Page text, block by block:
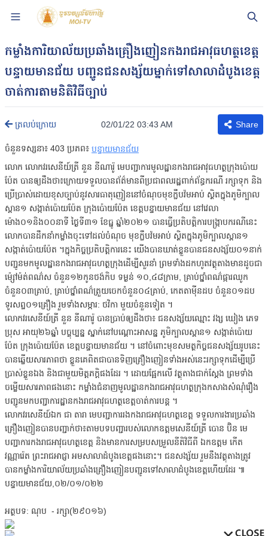
កម្លាំងការិយាល័យប្រឆាំងគ្រឿងញៀន​កងរាជអាវុធហត្ថខេត្ត
បន្ទាយមានជ័យ បញ្ជូនជនសង្ស័យម្នាក់ទៅសាលាដំបូងខេត្ត
ចាត់ការតាមនិតិវិធីច្បាប់
ត្រលប់ក្រោយ 02/01/22 03:43 AM Share
ចំនួនទស្សនា៖ 403 ប្រភព៖ បន្ទាយមានជ័យ
លោក លោកវរសេនីយ៍ត្រី នួន នីណារ៉ូ មេបញ្ជាការមូលដ្ឋានកងរាជអាវុធហត្ថក្រុងប៉ោយ
ប៉ែត បានឲ្យដឹងថា៖ក្រោយទទួលបានព័ត៌មានពីប្រជាពលរដ្ឋពាក់ព័ន្ធករណី រក្សាទុក និង
ប្រើប្រាស់ដោយខុសច្បាប់នូវសារធាតុញៀននៅចំណុចមុខក្លឹបវ៉មអាប់ ស្ថិតក្នុងភូមិក្បាល
ស្ពាន១ សង្កាត់ប៉ោយប៉ែត ក្រុងប៉ោយប៉ែត ខេត្តបន្ទាយមានជ័យ នៅវេលា
ម៉ោង០១និង០០នាទី ថ្ងៃទី៣១ ខែធ្នូ ឆ្នាំ២០២១ បានធ្វើប្រតិបត្តិការបង្ក្រាបករណីនេះ
លោកបានដឹកនាំកម្លាំងចុះទៅដល់ចំណុច មុខក្លឹបវ៉មអាប់ ស្ថិតក្នុងភូមិក្បាលស្ពាន១
សង្កាត់ប៉ោយប៉ែត ។ក្នុងកិច្ចប្រតិបត្តិការនេះ យើងបានឃាត់ខ្លួនបានជនសង្ស័យ០១នាក់
បញ្ជូនមកមូលដ្ឋានកងរាជអាវុធហត្ថក្រុងដើម្បីសួរនាំ ព្រមទាំងដកហូតវត្ថុតាងមានដូចជា
ម៉្សៅម៉ត់ពណ៌ស ចំនួន១២កូនថង់កិប ទម្ងន់ ១០,៤៨ក្រាម, គ្រាប់ថ្នាំពណ៌ផ្ការឈូក
ចំនួន០៣គ្រាប់, គ្រាប់ថ្នាំពណ៌ត្រួយចេកចំនួន០៤គ្រាប់, កេតតាម៉ីនដប ចំនួន០១ដប
ទូរសព្ទ០១គ្រឿង រួមទាំងសម្ភារ: ថវិកា មួយចំនួនទៀត ។
លោកវរសេនីយ៍ត្រី នួន នីណារ៉ូ បានប្រាប់ឲ្យដឹងថា៖ ជនសង្ស័យឈ្មោះ វង្ស ឃៀង ភេទ
ប្រុស អាយុ២៦ឆ្នាំ បច្ចុប្បន្ន ស្នាក់នៅបណ្ដោះអាសន្ន ភូមិក្បាលស្ពាន១ សង្កាត់ប៉ោយ
ប៉ែត ក្រុងប៉ោយប៉ែត ខេត្តបន្ទាយមានជ័យ ។ នៅចំពោះមុខសមត្ថកិច្ចជនសង្ស័យរូបនេះ
បានឆ្លើយសារភាពថា ខ្លួនគេពិតជាបានទិញគ្រឿងញៀនទាំងអស់នេះរក្សាទុកដើម្បីប្រើ
ប្រាស់ខ្លួនឯង និងជាមួយមិត្តភក្ដិផងដែរ ។ ដោយផ្អែកលើ វត្ថុតាងជាក់ស្តែង ព្រមទាំង
ចម្លើយសារភាពផងនោះ កម្លាំងជំនាញមូលដ្ឋានកងរាជអាវុធហត្ថក្រុងកសាងសំណុំរឿង
បញ្ជូនមកបញ្ជាការដ្ឋានកងរាជអាវុធហត្ថខេត្តចាត់ការបន្ត ។
លោកវរសេនីយ៍ឯក ជា តារា មេបញ្ជាការរងកងរាជអាវុធហត្ថខេត្ត ទទួលការងារប្រឆាំង
គ្រឿងញៀនបានបញ្ជាក់ថា៖តាមបទបញ្ជារបស់លោកឧត្តមសេនីយ៍ត្រី បោន ប៊ិន មេ
បញ្ជាការកងរាជអាវុធហត្ថខេត្ត និងមានការសម្របសម្រួលនីតិវិធីពី ឯកឧត្តម កើត
វណ្ណារ៉េត ព្រះរាជអាជ្ញា អមសាលាដំបូងខេត្តផងនោះ។ ជនសង្ស័យ រួមនឹងវត្ថុតាងត្រូវ
បានកម្លាំងការិយាល័យប្រឆាំងគ្រឿងញៀនបញ្ជូនទៅសាលាដំបូងខេត្តហើយដែរ ៕
បន្ទាយមានជ័យ,០២/០១/០២២
អត្ថបទ​: ណុប​ - រក្សា(២៩០១៦)